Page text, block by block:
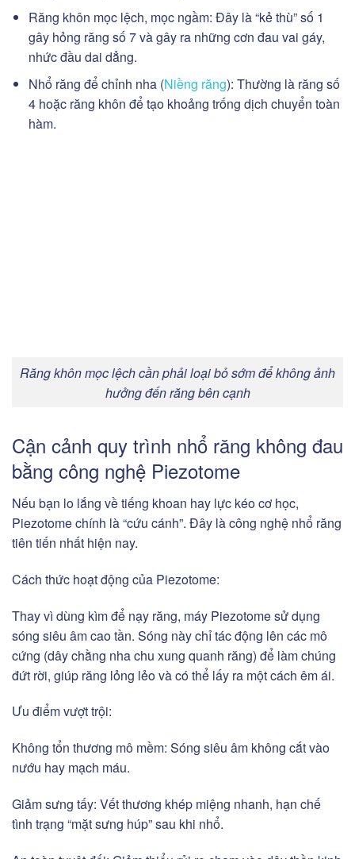
Răng khôn mọc lệch, mọc ngầm: Đây là “kẻ thù” số 1
gây hỏng răng số 7 và gây ra những cơn đau vai gáy,
nhức đầu dai dẳng.
Nhổ răng để chỉnh nha (Niềng răng): Thường là răng số
4 hoặc răng khôn để tạo khoảng trống dịch chuyển toàn
hàm.
Răng khôn mọc lệch cần phải loại bỏ sớm để không ảnh
hưởng đến răng bên cạnh
Cận cảnh quy trình nhổ răng không đau
bằng công nghệ Piezotome
Nếu bạn lo lắng về tiếng khoan hay lực kéo cơ học,
Piezotome chính là “cứu cánh”. Đây là công nghệ nhổ răng
tiên tiến nhất hiện nay.
Cách thức hoạt động của Piezotome:
Thay vì dùng kìm để nạy răng, máy Piezotome sử dụng
sóng siêu âm cao tần. Sóng này chỉ tác động lên các mô
cứng (dây chằng nha chu xung quanh răng) để làm chúng
đứt rời, giúp răng lỏng lẻo và có thể lấy ra một cách êm ái.
Ưu điểm vượt trội:
Không tổn thương mô mềm: Sóng siêu âm không cắt vào
nướu hay mạch máu.
Giảm sưng tấy: Vết thương khép miệng nhanh, hạn chế
tình trạng “mặt sưng húp” sau khi nhổ.